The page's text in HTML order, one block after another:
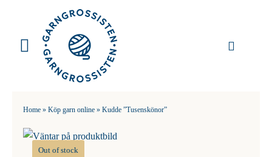
innehållet
Toggle
Navigation
Virknålar
Home» Köp garn online» Kudde ”Tusenskönor”
Out of stock